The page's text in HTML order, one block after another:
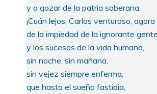
y a gozar de la patria soberana.
¡Cuán lejos, Carlos venturoso, agora
de la impiedad de la ignorante gente
y los sucesos de la vida humana,
sin noche, sin mañana,
sin vejez siempre enferma,
que hasta el sueño fastidia,